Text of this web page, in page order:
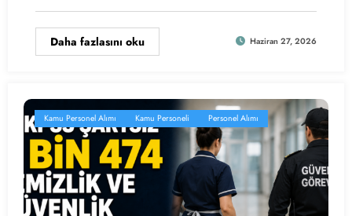
Daha fazlasını oku Haziran 27, 2026
Kamu Personel Alımı Kamu Personeli Personel Alımı